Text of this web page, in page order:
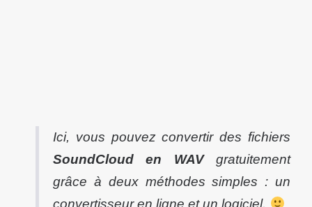
Ici, vous pouvez convertir des fichiers
SoundCloud en WAVgratuitement
grâce à deux méthodes simples : un
convertisseur en ligne et un logiciel.